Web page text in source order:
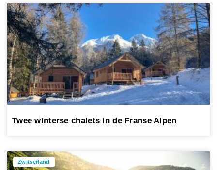
Twee winterse chalets in de Franse Alpen
Zwitserland